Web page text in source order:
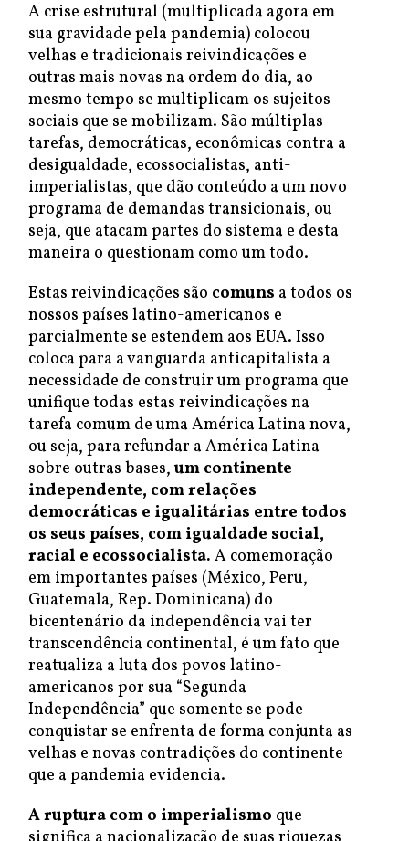
A crise estrutural (multiplicada agora em
sua gravidade pela pandemia) colocou
velhas e tradicionais reivindicações e
outras mais novas na ordem do dia, ao
mesmo tempo se multiplicam os sujeitos
sociais que se mobilizam. São múltiplas
tarefas, democráticas, econômicas contra a
desigualdade, ecossocialistas, anti-
imperialistas, que dão conteúdo a um novo
programa de demandas transicionais, ou
seja, que atacam partes do sistema e desta
maneira o questionam como um todo.
Estas reivindicações são comuns a todos os
nossos países latino-americanos e
parcialmente se estendem aos EUA. Isso
coloca para a vanguarda anticapitalista a
necessidade de construir um programa que
unifique todas estas reivindicações na
tarefa comum de uma América Latina nova,
ou seja, para refundar a América Latina
sobre outras bases, um continente
independente, com relações
democráticas e igualitárias entre todos
os seus países, com igualdade social,
racial e ecossocialista. A comemoração
em importantes países (México, Peru,
Guatemala, Rep. Dominicana) do
bicentenário da independência vai ter
transcendência continental, é um fato que
reatualiza a luta dos povos latino-
americanos por sua “Segunda
Independência” que somente se pode
conquistar se enfrenta de forma conjunta as
velhas e novas contradições do continente
que a pandemia evidencia.
A ruptura com o imperialismo que